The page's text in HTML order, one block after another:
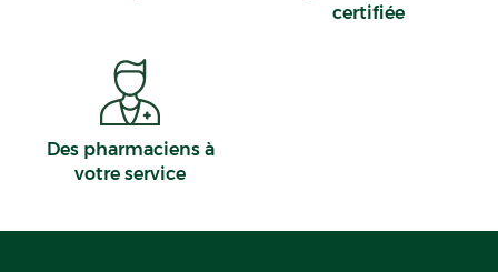
certifiée
Des pharmaciens à
votre service